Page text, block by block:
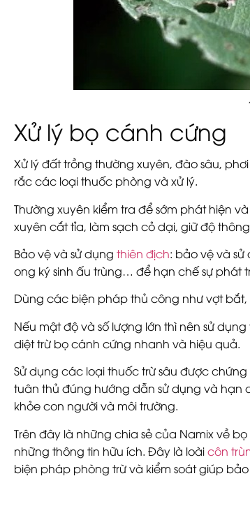
Xử lý bọ cánh cứng
Xử lý đất trồng thường xuyên, đào sâu,
rắc các loại thuốc phòng và xử lý.
Thường xuyên kiểm tra để sớm phát hiện
xuyên cắt tỉa, làm sạch cỏ dại, giữ độ
Bảo vệ và sử dụng thiên địch: bảo vệ và sử
ong ký sinh ấu trùng… để hạn chế sự phát
Dùng các biện pháp thủ công như vợt
Nếu mật độ và số lượng lớn thì nên sử
diệt trừ bọ cánh cứng nhanh và hiệu quả.
Sử dụng các loại thuốc trừ sâu được
tuân thủ đúng hướng dẫn sử dụng và hạn
khỏe con người và môi trường.
Trên đây là những chia sẻ của Namix về
những thông tin hữu ích. Đây là loàicôn
biện pháp phòng trừ và kiểm soát giúp